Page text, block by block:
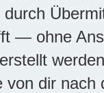
— ohne
von dir